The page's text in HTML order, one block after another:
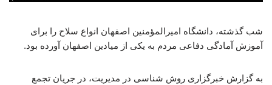
شب گذشته، دانشگاه امیرالمؤمنین اصفهان انواع سلاح را برای
آموزش آمادگی دفاعی مردم به یکی از میادین اصفهان آورده بود.
به گزارش خبرگزاری روش شناسی در مدیریت، در جریان تجمع